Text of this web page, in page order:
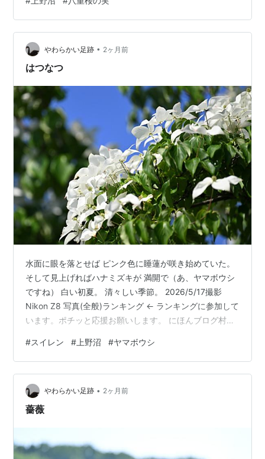
にほんブログ村← 村にもポチッと応援お願いします。
やわらかい足跡 • 2ヶ月前
はつなつ
水面に眼を落とせば ピンク色に睡蓮が咲き始めていた。
そして見上げればハナミズキが 満開で（あ、ヤマボウシ
ですね） 白い初夏。 清々しい季節。 2026/5/17撮影
Nikon Z8 写真(全般)ランキング ← ランキングに参加して
います。ポチッと応援お願いします。 にほんブログ村←
#スイレン # 上野沼 #ヤマボウシ
やわらかい足跡 • 2ヶ月前
薔薇